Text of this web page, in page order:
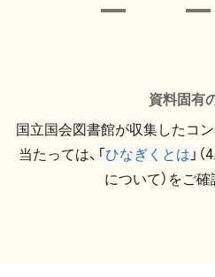
資料固有
国立国会図書館が収集したコ
当たっては、「ひなぎくとは 」
について）をご確